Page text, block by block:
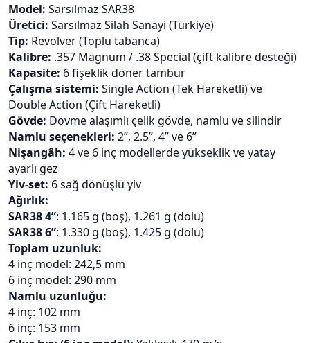
Model: Sarsılmaz SAR38
Üretici: Sarsılmaz Silah Sanayi (Türkiye)
Tip: Revolver (Toplu tabanca)
Kalibre: .357 Magnum / .38 Special (çift kalibre desteği)
Kapasite: 6 fişeklik döner tambur
Çalışma sistemi: Single Action (Tek Hareketli) ve
Double Action (Çift Hareketli)
Gövde: Dövme alaşımlı çelik gövde, namlu ve silindir
Namlu seçenekleri: 2”, 2.5”, 4” ve 6”
Nişangâh: 4 ve 6 inç modellerde yükseklik ve yatay
ayarlı gez
Yiv-set: 6 sağ dönüşlü yiv
Ağırlık:
SAR38 4”: 1.165 g (boş), 1.261 g (dolu)
SAR38 6”: 1.330 g (boş), 1.425 g (dolu)
Toplam uzunluk:
4 inç model: 242,5 mm
6 inç model: 290 mm
Namlu uzunluğu:
4 inç: 102 mm
6 inç: 153 mm